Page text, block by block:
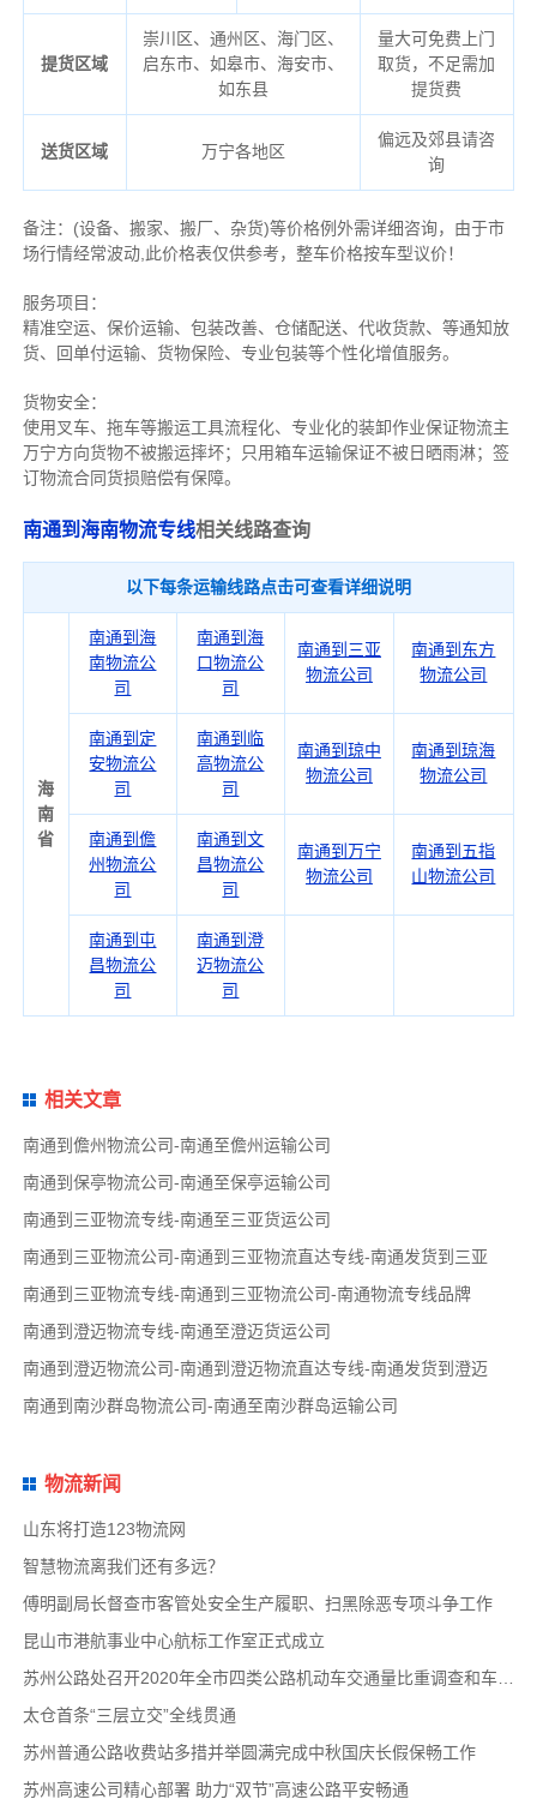
提货区域
崇川区、通州区、海门区、
启东市、如皋市、海安市、
如东县
量大可免费上门
取货，不足需加
提货费
送货区域 万宁各地区
偏远及郊县请咨
询
备注： (设备、搬家、搬厂、杂货)等价格例外需详细咨询，由于市
场行情经常波动,此价格表仅供参考，整车价格按车型议价！
服务项目：
精准空运、保价运输、包装改善、仓储配送、代收货款、等通知放
货、回单付运输、货物保险、专业包装等个性化增值服务。
货物安全：
使用叉车、拖车等搬运工具流程化、专业化的装卸作业保证物流主
万宁方向货物不被搬运摔坏；只用箱车运输保证不被日晒雨淋；签
订物流合同货损赔偿有保障。
南通到海南物流专线相关线路查询
以下每条运输线路点击可查看详细说明
海
南
省
南通到海
南物流公
司
南通到海
口物流公
司
南通到三亚
物流公司
南通到东方
物流公司
南通到定
安物流公
司
南通到临
高物流公
司
南通到琼中
物流公司
南通到琼海
物流公司
南通到儋
州物流公
司
南通到文
昌物流公
司
南通到万宁
物流公司
南通到五指
山物流公司
南通到屯
昌物流公
司
南通到澄
迈物流公
司
相关文章
南通到儋州物流公司-南通至儋州运输公司
南通到保亭物流公司-南通至保亭运输公司
南通到三亚物流专线-南通至三亚货运公司
南通到三亚物流公司-南通到三亚物流直达专线-南通发货到三亚
南通到三亚物流专线-南通到三亚物流公司-南通物流专线品牌
南通到澄迈物流专线-南通至澄迈货运公司
南通到澄迈物流公司-南通到澄迈物流直达专线-南通发货到澄迈
南通到南沙群岛物流公司-南通至南沙群岛运输公司
物流新闻
山东将打造123物流网
智慧物流离我们还有多远？
傅明副局长督查市客管处安全生产履职、扫黑除恶专项斗争工作
昆山市港航事业中心航标工作室正式成立
苏州公路处召开2020年全市四类公路机动车交通量比重调查和车速调查布置会
太仓首条“三层立交”全线贯通
苏州普通公路收费站多措并举圆满完成中秋国庆长假保畅工作
苏州高速公司精心部署 助力“双节”高速公路平安畅通